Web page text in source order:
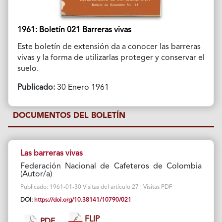
1961: Boletín 021 Barreras vivas
Este boletín de extensión da a conocer las barreras
vivas y la forma de utilizarlas proteger y conservar el
suelo.
Publicado:30 Enero 1961
DOCUMENTOS DEL BOLETÍN
Las barreras vivas
Federación Nacional de Cafeteros de Colombia
(Autor/a)
Publicado: 1961-01-30 Visitas del artículo 27 | Visitas PDF
DOI: https://doi.org/10.38141/10790/021
FLIP